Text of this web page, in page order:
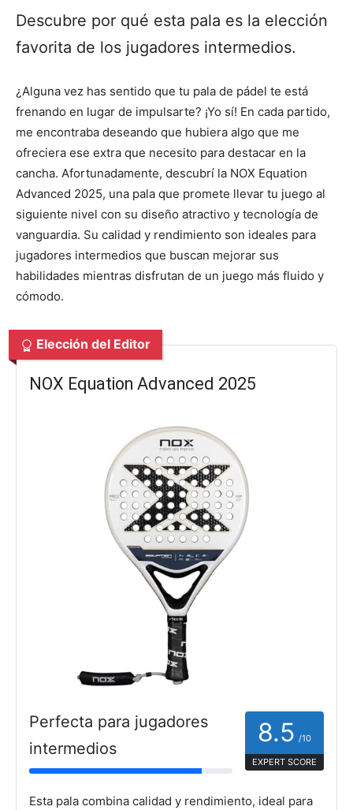
Descubre por qué esta pala es la elección
favorita de los jugadores intermedios.
¿Alguna vez has sentido que tu pala de pádel te está
frenando en lugar de impulsarte? ¡Yo sí! En cada partido,
me encontraba deseando que hubiera algo que me
ofreciera ese extra que necesito para destacar en la
cancha. Afortunadamente, descubrí la NOX Equation
Advanced 2025, una pala que promete llevar tu juego al
siguiente nivel con su diseño atractivo y tecnología de
vanguardia. Su calidad y rendimiento son ideales para
jugadores intermedios que buscan mejorar sus
habilidades mientras disfrutan de un juego más fluido y
cómodo.
Elección del Editor
NOX Equation Advanced 2025
Perfecta para jugadores
intermedios
8.5 /10
EXPERT SCORE
Esta pala combina calidad y rendimiento, ideal para